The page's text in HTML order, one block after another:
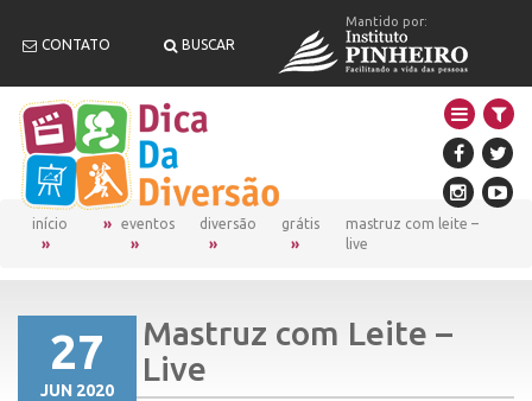
CONTATO BUSCAR
Mantido por:
início eventos diversão grátis
mastruz com leite –
live
27
JUN 2020
Mastruz com Leite –
Live